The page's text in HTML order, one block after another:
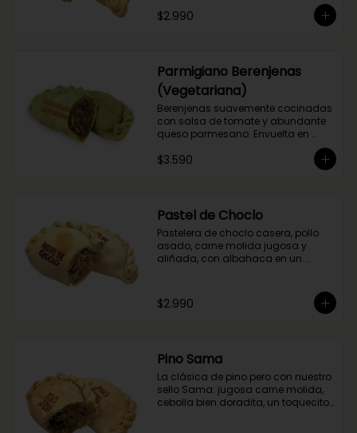
$2.990
Parmigiano Berenjenas
(Vegetariana)
Berenjenas suavemente cocinadas
con salsa de tomate y abundante
queso parmesano. Envuelta en
$3.590
Pastel de Choclo
Pastelera de choclo casera, pollo
asado, carne molida jugosa y
aliñada, con albahaca en un
$2.990
Pino Sama
La clásica de pino pero con nuestro
sello Sama: jugosa carne molida,
cebolla bien doradita, un toquecito